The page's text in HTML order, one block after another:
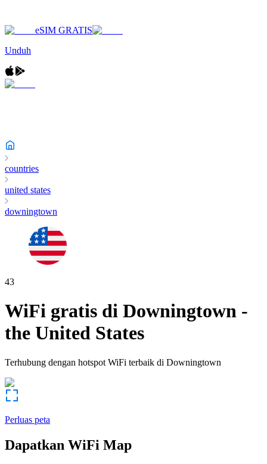
eSIM GRATIS
Unduh
countries
united states
downingtown
43
WiFi gratis di Downingtown -
the United States
Terhubung dengan hotspot WiFi terbaik di Downingtown
Perluas peta
Dapatkan WiFi Map